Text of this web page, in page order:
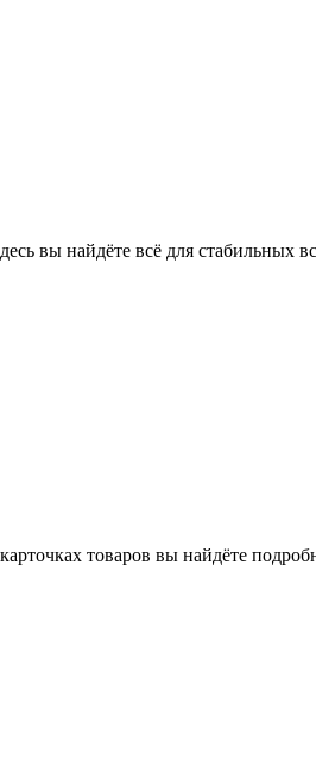
вы найдёте всё для стабильных
товаров вы найдёте